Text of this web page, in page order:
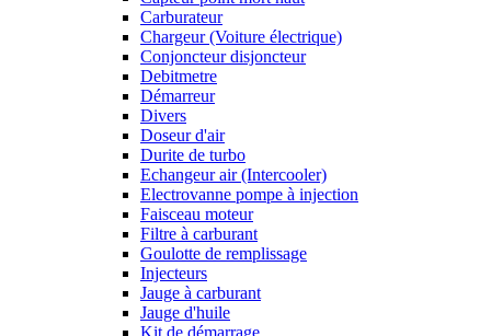
Carburateur
Chargeur (Voiture électrique)
Conjoncteur disjoncteur
Debitmetre
Démarreur
Divers
Doseur d'air
Durite de turbo
Echangeur air (Intercooler)
Electrovanne pompe à injection
Faisceau moteur
Filtre à carburant
Goulotte de remplissage
Injecteurs
Jauge à carburant
Jauge d'huile
Kit de démarrage